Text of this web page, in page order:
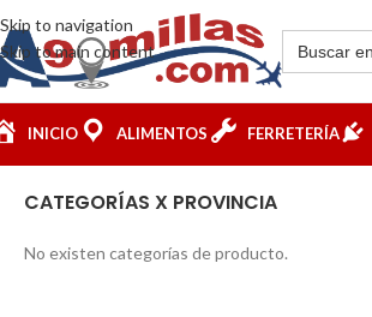
Skip to navigation
Skip to main content
INICIO ALIMENTOS FERRETERÍA
CATEGORÍAS X PROVINCIA
No existen categorías de producto.